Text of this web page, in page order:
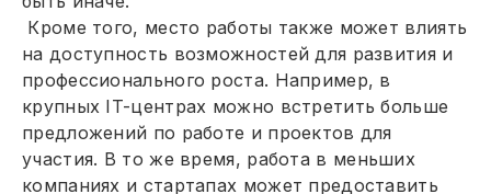
Кроме того, место работы также может влиять
на доступность возможностей для развития и
профессионального роста. Например, в
крупных IT-центрах можно встретить больше
предложений по работе и проектов для
участия. В то же время, работа в меньших
компаниях и стартапах может предоставить